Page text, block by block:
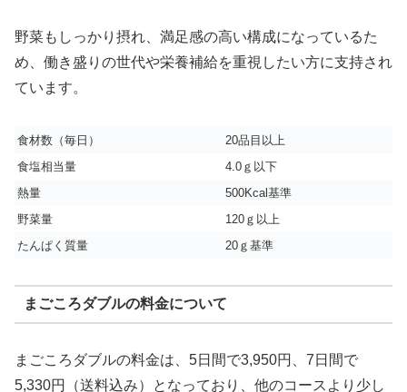
野菜もしっかり摂れ、満足感の高い構成になっているた
め、働き盛りの世代や栄養補給を重視したい方に支持され
ています。
食材数（毎日）
20品目以上
食塩相当量
4.0ｇ以下
熱量
500Kcal基準
野菜量
120ｇ以上
たんぱく質量
20ｇ基準
まごころダブルの料金について
まごころダブルの料金は、5日間で3,950円、7日間で
5,330円（送料込み）となっており、他のコースより少し